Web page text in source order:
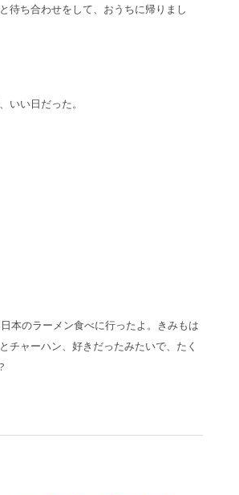
待ち合わせをして、おうちに帰りまし
いい日だった。
本のラーメン食べに行ったよ。きみもは
チャーハン、好きだったみたいで、たく